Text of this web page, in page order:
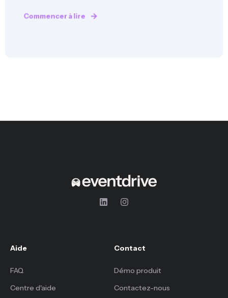
Commencer à lire
Aide
FAQ
Centre d'aide
Contact
Démo produit
Contactez-nous